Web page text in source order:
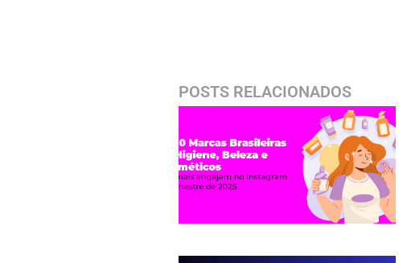
POSTS RELACIONADOS